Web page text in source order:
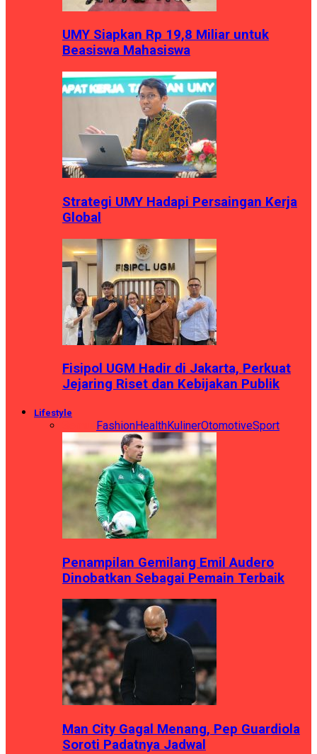
UMY Siapkan Rp 19,8 Miliar untuk
Beasiswa Mahasiswa
Strategi UMY Hadapi Persaingan Kerja
Global
Fisipol UGM Hadir di Jakarta, Perkuat
Jejaring Riset dan Kebijakan Publik
Lifestyle
FashionHealthKulinerOtomotiveSport
Penampilan Gemilang Emil Audero
Dinobatkan Sebagai Pemain Terbaik
Man City Gagal Menang, Pep Guardiola
Soroti Padatnya Jadwal